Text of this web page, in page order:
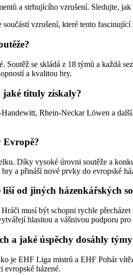
a strhujícího vzrušení. Sledujte,
vzrušení, které tento
se skládá z 18 týmů a každá
a kvalitou hry.
jaké tituly získaly?
Rhein-Neckar Löwen a
Evropě?
Díky vysoké úrovni soutěže a
a přináší nové prvky do evropské
od jiných házenkářských
musí být schopni rychle
hlasitou a vášnivou podporu pro
a jaké úspěchy dosáhly
je EHF Liga mistrů a EHF Pohár
evropské házené.